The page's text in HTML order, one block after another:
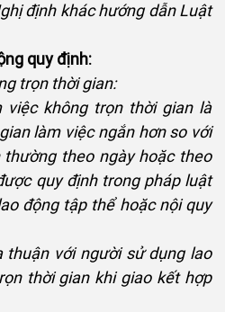
định khác hướng dẫn Luật
quy định:
trọn thời gian:
việc không trọn thời gian là
làm việc ngắn hơn so với
theo ngày hoặc theo
quy định trong pháp luật
động tập thể hoặc nội quy
thuận với người sử dụng lao
thời gian khi giao kết hợp